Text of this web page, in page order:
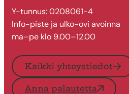
Y-tunnus: 0208061-4
Info-piste ja ulko-ovi avoinna
ma–pe klo 9.00–12.00
Kaikki yhteystiedot
Anna palautetta